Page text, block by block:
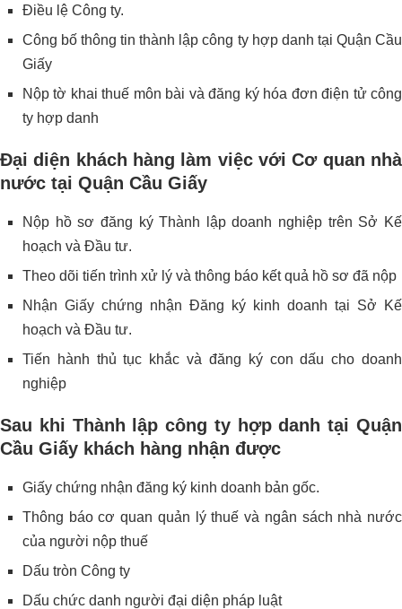
Điều lệ Công ty.
Công bố thông tin thành lập công ty hợp danh tại Quận Cầu
Giấy
Nộp tờ khai thuế môn bài và đăng ký hóa đơn điện tử công
ty hợp danh
Đại diện khách hàng làm việc với Cơ quan nhà
nước tại Quận Cầu Giấy
Nộp hồ sơ đăng ký Thành lập doanh nghiệp trên Sở Kế
hoạch và Đầu tư.
Theo dõi tiến trình xử lý và thông báo kết quả hồ sơ đã nộp
Nhận Giấy chứng nhận Đăng ký kinh doanh tại Sở Kế
hoạch và Đầu tư.
Tiến hành thủ tục khắc và đăng ký con dấu cho doanh
nghiệp
Sau khi Thành lập công ty hợp danh tại Quận
Cầu Giấy khách hàng nhận được
Giấy chứng nhận đăng ký kinh doanh bản gốc.
Thông báo cơ quan quản lý thuế và ngân sách nhà nước
của người nộp thuế
Dấu tròn Công ty
Dấu chức danh người đại diện pháp luật